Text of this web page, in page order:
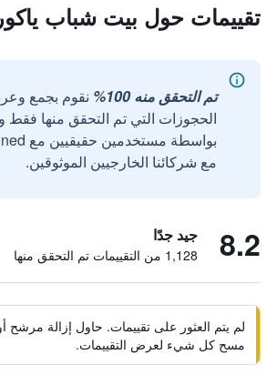
تقييمات حول بيت شباب
تم التحقق منه 100%
نقوم بجمع
الحجوزات التي تم التحقق منها فقط
مع شركائنا الخارجيين الموثوقين.
8.2 جيد جدًا
1,128 من التقييمات تم التحقق منها
لم يتم العثور على تقييمات. حاول إزالة مرشح
مسح كل شيء لعرض التقييمات.